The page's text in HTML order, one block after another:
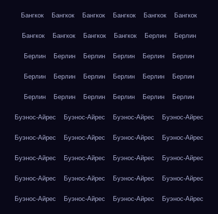
Бангкок Бангкок Бангкок Бангкок Бангкок Бангкок
Бангкок Бангкок Бангкок Бангкок Берлин Берлин
Берлин Берлин Берлин Берлин Берлин Берлин
Берлин Берлин Берлин Берлин Берлин Берлин
Берлин Берлин Берлин Берлин Берлин Берлин
Буэнос-Айрес Буэнос-Айрес Буэнос-Айрес Буэнос-Айрес
Буэнос-Айрес Буэнос-Айрес Буэнос-Айрес Буэнос-Айрес
Буэнос-Айрес Буэнос-Айрес Буэнос-Айрес Буэнос-Айрес
Буэнос-Айрес Буэнос-Айрес Буэнос-Айрес Буэнос-Айрес
Буэнос-Айрес Буэнос-Айрес Буэнос-Айрес Буэнос-Айрес